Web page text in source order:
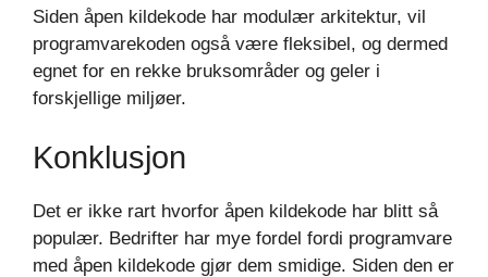
Siden åpen kildekode har modulær arkitektur, vil
programvarekoden også være fleksibel, og dermed
egnet for en rekke bruksområder og geler i
forskjellige miljøer.
Konklusjon
Det er ikke rart hvorfor åpen kildekode har blitt så
populær. Bedrifter har mye fordel fordi programvare
med åpen kildekode gjør dem smidige. Siden den er